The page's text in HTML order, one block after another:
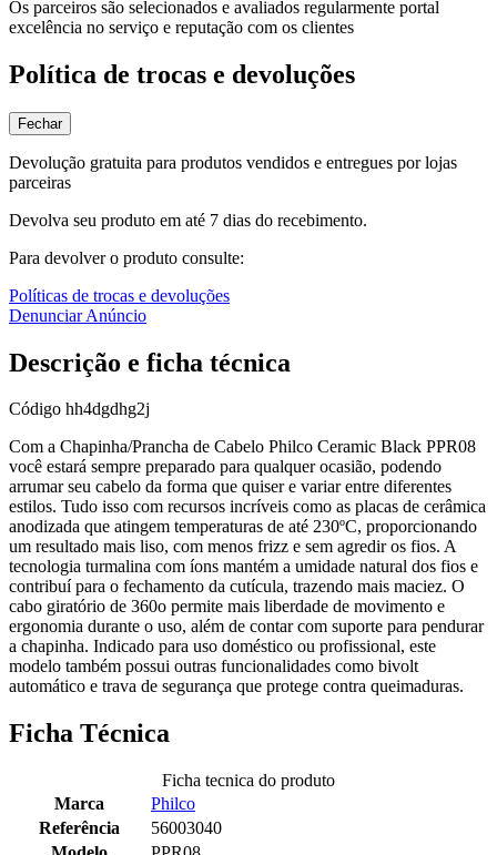
Os parceiros são selecionados e avaliados regularmente portal
excelência no serviço e reputação com os clientes
Política de trocas e devoluções
Fechar
Devolução gratuita para produtos vendidos e entregues por lojas
parceiras
Devolva seu produto em até 7 dias do recebimento.
Para devolver o produto consulte:
Políticas de trocas e devoluções
Denunciar Anúncio
Descrição e ficha técnica
Código hh4dgdhg2j
Com a Chapinha/Prancha de Cabelo Philco Ceramic Black PPR08
você estará sempre preparado para qualquer ocasião, podendo
arrumar seu cabelo da forma que quiser e variar entre diferentes
estilos. Tudo isso com recursos incríveis como as placas de cerâmica
anodizada que atingem temperaturas de até 230ºC, proporcionando
um resultado mais liso, com menos frizz e sem agredir os fios. A
tecnologia turmalina com íons mantém a umidade natural dos fios e
contribuí para o fechamento da cutícula, trazendo mais maciez. O
cabo giratório de 360o permite mais liberdade de movimento e
ergonomia durante o uso, além de contar com suporte para pendurar
a chapinha. Indicado para uso doméstico ou profissional, este
modelo também possui outras funcionalidades como bivolt
automático e trava de segurança que protege contra queimaduras.
Ficha Técnica
Ficha tecnica do produto
Marca
Philco
Referência
56003040